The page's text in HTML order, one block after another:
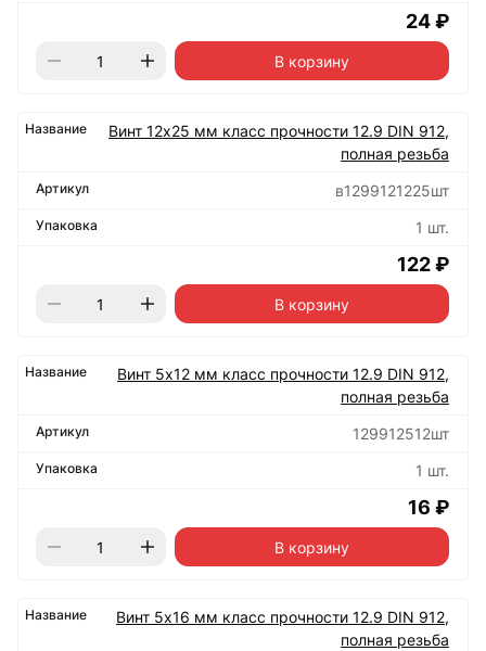
24 ₽
В корзину
Винт 12х25 мм класс прочности 12.9 DIN 912,
полная резьба
в1299121225шт
1 шт.
122 ₽
В корзину
Винт 5х12 мм класс прочности 12.9 DIN 912,
полная резьба
129912512шт
1 шт.
16 ₽
В корзину
Винт 5х16 мм класс прочности 12.9 DIN 912,
полная резьба